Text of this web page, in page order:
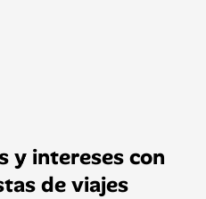
y intereses con
de viajes